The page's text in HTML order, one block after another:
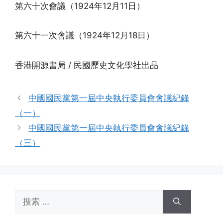
第六十次會議（1924年12月11日）
第六十一次會議（1924年12月18日）
香港開源書局 / 民國歷史文化學社出品
中國國民黨第一屆中央執行委員會會議紀錄
（一）
中國國民黨第一屆中央執行委員會會議紀錄
（三）